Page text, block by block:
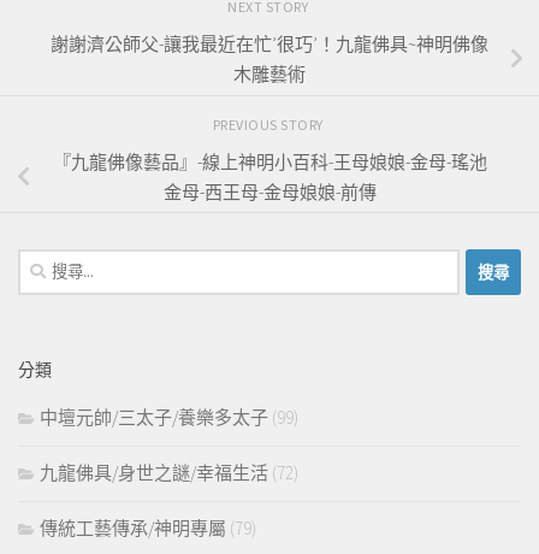
NEXT STORY
謝謝濟公師父-讓我最近在忙’很巧’！九龍佛具~神明佛像
木雕藝術
PREVIOUS STORY
『九龍佛像藝品』-線上神明小百科-王母娘娘-金母-瑤池
金母-西王母-金母娘娘-前傳
搜
尋
字:
分類
中壇元帥/三太子/養樂多太子 (99)
九龍佛具/身世之謎/幸福生活 (72)
傳統工藝傳承/神明專屬 (79)